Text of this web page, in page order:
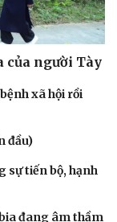
của người Tày
xã hội rồi
đầu)
sự tiến bộ, hạnh
đang âm thầm